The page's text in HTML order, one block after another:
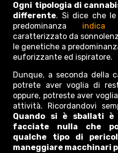
Ogni tipologia di
differente. Si dice che
predominanza indica
caratterizzato da
le genetiche a
euforizzante ed ispiratore.
Dunque, a seconda della
potrete aver voglia di
oppure, potreste aver
attività. Ricordandovi
Quando si è sballati
facciate nulla che
qualche tipo di
maneggiare macchinari